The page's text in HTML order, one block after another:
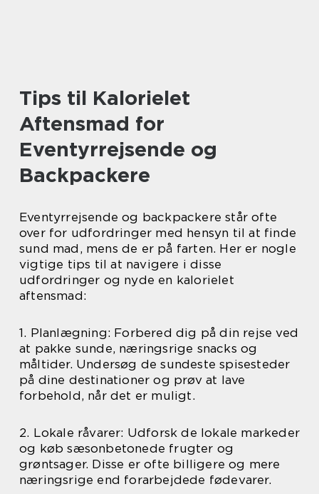
Tips til Kalorielet
Aftensmad for
Eventyrrejsende og
Backpackere
Eventyrrejsende og backpackere står ofte
over for udfordringer med hensyn til at finde
sund mad, mens de er på farten. Her er nogle
vigtige tips til at navigere i disse
udfordringer og nyde en kalorielet
aftensmad:
1. Planlægning: Forbered dig på din rejse ved
at pakke sunde, næringsrige snacks og
måltider. Undersøg de sundeste spisesteder
på dine destinationer og prøv at lave
forbehold, når det er muligt.
2. Lokale råvarer: Udforsk de lokale markeder
og køb sæsonbetonede frugter og
grøntsager. Disse er ofte billigere og mere
næringsrige end forarbejdede fødevarer.